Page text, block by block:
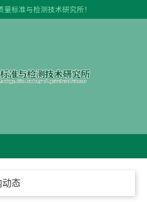
标准与检测技术研究所！
动态